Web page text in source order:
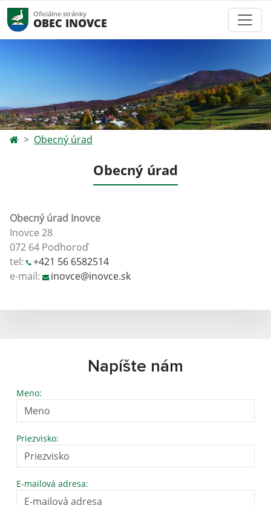
Oficiálne stránky
OBEC INOVCE
Obecný úrad
Obecný úrad
Obecný úrad Inovce
Inovce 28
072 64 Podhoroď
tel:
+421 56 6582514
e-mail:
inovce@inovce.sk
Napíšte nám
Meno:
Priezvisko:
E-mailová adresa: